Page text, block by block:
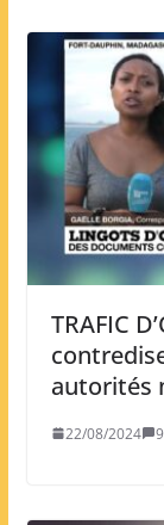
TRAFIC
autorités
22/08/2024 9